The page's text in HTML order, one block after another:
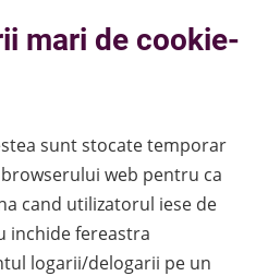
mari de cookie-
sunt stocate temporar
web pentru ca
cand utilizatorul iese de
inchide fereastra
logarii/delogarii pe un